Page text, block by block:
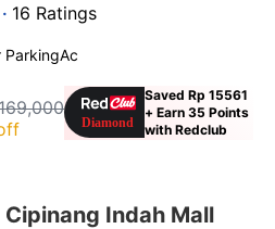
16 Ratings
ParkingAc
Saved Rp 15561
+ Earn 35 Points
with Redclub
Indah Mall